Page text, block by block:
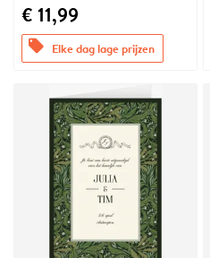
€ 11,99
offers Elke dag lage prijzen